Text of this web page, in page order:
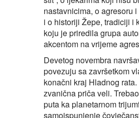
nastavnicima, o agresoru
i o historiji Žepe, tradiciji i
koju je priredila grupa
akcentom na vrijeme
Devetog novembra
povezuju sa završetkom
konačni kraj Hladnog
zvanična priča veli.
puta ka planetarnom
samoispunjenje